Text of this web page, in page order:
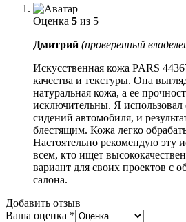
Оценка 5 из 5
Дмитрий (проверенный
Искусственная кожа PARS
качества и текстуры. Она
натуральная кожа, а ее
исключительны. Я использовал
сидений автомобиля, и
блестящим. Кожа легко
Настоятельно рекомендую эту
всем, кто ищет
вариант для своих проектов с
салона.
Добавить отзыв
Ваша оценка *